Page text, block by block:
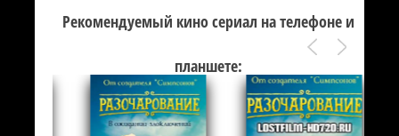
Рекомендуемый кино сериал на телефоне и
планшете: